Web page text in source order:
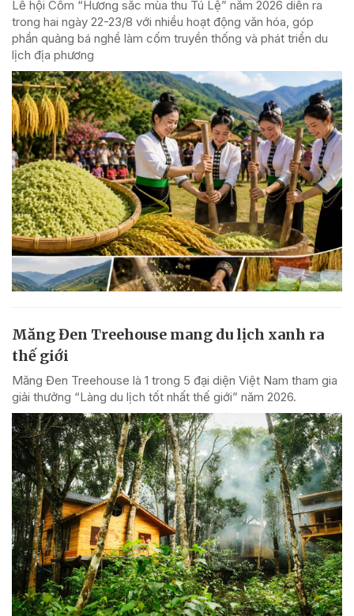
Lễ hội Cốm “Hương sắc mùa thu Tú Lệ” năm 2026 diễn ra
trong hai ngày 22-23/8 với nhiều hoạt động văn hóa, góp
phần quảng bá nghề làm cốm truyền thống và phát triển du
lịch địa phương
Măng Đen Treehouse mang du lịch xanh ra
thế giới
Măng Đen Treehouse là 1 trong 5 đại diện Việt Nam tham gia
giải thưởng “Làng du lịch tốt nhất thế giới” năm 2026.